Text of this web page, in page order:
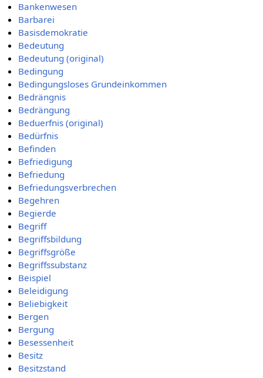
Bankenwesen
Barbarei
Basisdemokratie
Bedeutung
Bedeutung (original)
Bedingung
Bedingungsloses Grundeinkommen
Bedrängnis
Bedrängung
Beduerfnis (original)
Bedürfnis
Befinden
Befriedigung
Befriedung
Befriedungsverbrechen
Begehren
Begierde
Begriff
Begriffsbildung
Begriffsgröße
Begriffssubstanz
Beispiel
Beleidigung
Beliebigkeit
Bergen
Bergung
Besessenheit
Besitz
Besitzstand